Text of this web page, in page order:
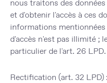
nous traitons des
et d'obtenir l'accès à ces
informations
d'accès n'est pas illimité ;
particulier de l'art. 26 LPD.
Rectification (art. 32 LPD) :